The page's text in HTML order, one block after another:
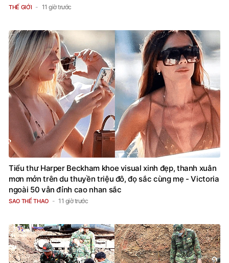
THẾ GIỚI 11 giờ trước
Tiểu thư Harper Beckham khoe visual xinh đẹp, thanh xuân
mơn mởn trên du thuyền triệu đô, đọ sắc cùng mẹ - Victoria
ngoài 50 vẫn đỉnh cao nhan sắc
SAO THỂ THAO 11 giờ trước